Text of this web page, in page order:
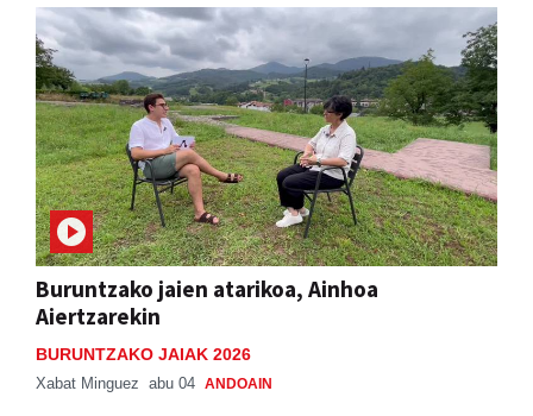
Buruntzako jaien atarikoa, Ainhoa
Aiertzarekin
BURUNTZAKO JAIAK 2026
Xabat Minguez abu 04 ANDOAIN